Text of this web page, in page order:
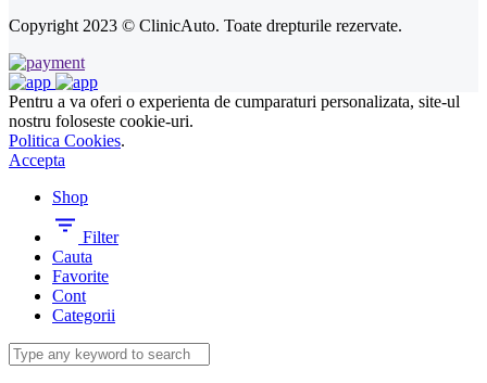
Copyright 2023 © ClinicAuto. Toate drepturile rezervate.
Pentru a va oferi o experienta de cumparaturi personalizata, site-ul
nostru foloseste cookie-uri.
Politica Cookies.
Accepta
Shop
Filter
Cauta
Favorite
Cont
Categorii